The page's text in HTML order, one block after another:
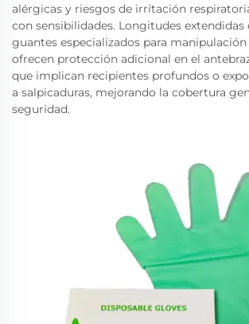
alérgicas y riesgos de irritación
con sensibilidades. Longitudes extendidas
guantes especializados para
ofrecen protección adicional en el
que implican recipientes profundos o
a salpicaduras, mejorando la cobertura
seguridad.